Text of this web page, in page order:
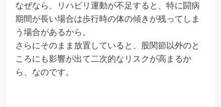
なぜなら、リハビリ運動が不足すると、特に闘病
期間が長い場合は歩行時の体の傾きが残ってしま
う場合があるから。
さらにそのまま放置していると、股関節以外のと
ころにも影響が出て二次的なリスクが高まるか
ら、なのです。